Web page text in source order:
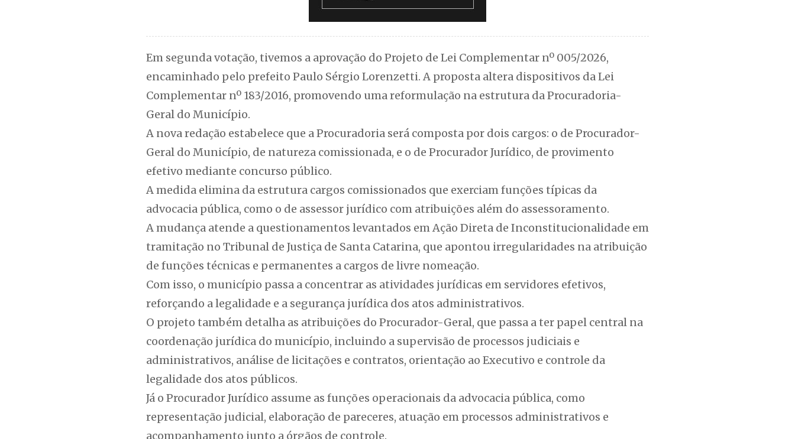
Em segunda votação, tivemos a aprovação do Projeto de Lei Complementar nº 005/2026,
encaminhado pelo prefeito Paulo Sérgio Lorenzetti. A proposta altera dispositivos da Lei
Complementar nº 183/2016, promovendo uma reformulação na estrutura da Procuradoria-
Geral do Município.
A nova redação estabelece que a Procuradoria será composta por dois cargos: o de Procurador-
Geral do Município, de natureza comissionada, e o de Procurador Jurídico, de provimento
efetivo mediante concurso público.
A medida elimina da estrutura cargos comissionados que exerciam funções típicas da
advocacia pública, como o de assessor jurídico com atribuições além do assessoramento.
A mudança atende a questionamentos levantados em Ação Direta de Inconstitucionalidade em
tramitação no Tribunal de Justiça de Santa Catarina, que apontou irregularidades na atribuição
de funções técnicas e permanentes a cargos de livre nomeação.
Com isso, o município passa a concentrar as atividades jurídicas em servidores efetivos,
reforçando a legalidade e a segurança jurídica dos atos administrativos.
O projeto também detalha as atribuições do Procurador-Geral, que passa a ter papel central na
coordenação jurídica do município, incluindo a supervisão de processos judiciais e
administrativos, análise de licitações e contratos, orientação ao Executivo e controle da
legalidade dos atos públicos.
Já o Procurador Jurídico assume as funções operacionais da advocacia pública, como
representação judicial, elaboração de pareceres, atuação em processos administrativos e
acompanhamento junto a órgãos de controle.